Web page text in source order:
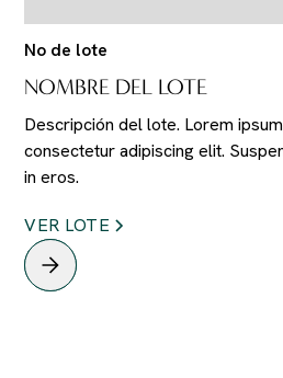
No de lote
NOMBRE DEL LOTE
Descripción del lote. Lorem
consectetur adipiscing elit.
in eros.
VER LOTE